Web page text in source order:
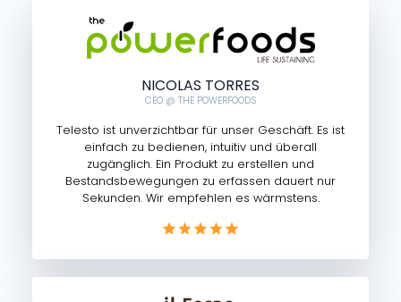
NICOLAS TORRES
CEO @ THE POWERFOODS
Telesto ist unverzichtbar für unser Geschäft. Es ist
einfach zu bedienen, intuitiv und überall
zugänglich. Ein Produkt zu erstellen und
Bestandsbewegungen zu erfassen dauert nur
Sekunden. Wir empfehlen es wärmstens.